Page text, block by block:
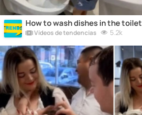
How to wash dishes in the toilet
Vídeos de tendencias 5.2k